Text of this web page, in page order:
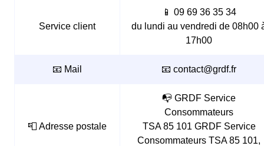
Service client
📱 09 69 36 35 34
du lundi au vendredi de 08h00
17h00
📧 Mail 📧 contact@grdf.fr
📮 Adresse postale
📭 GRDF Service
Consommateurs
TSA 85 101 GRDF Service
Consommateurs TSA 85 101,